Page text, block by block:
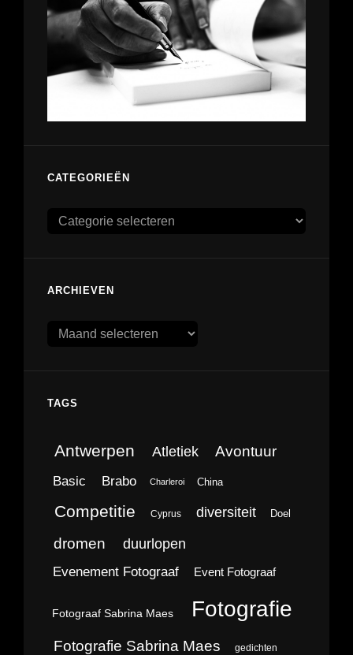
CATEGORIEËN
Categorieën
ARCHIEVEN
Archieven
TAGS
Antwerpen Atletiek Avontuur
Basic Brabo Charleroi China
Competitie Cyprus diversiteit Doel
dromen duurlopen
Evenement Fotograaf Event Fotograaf
Fotograaf Sabrina Maes Fotografie
Fotografie Sabrina Maes gedichten